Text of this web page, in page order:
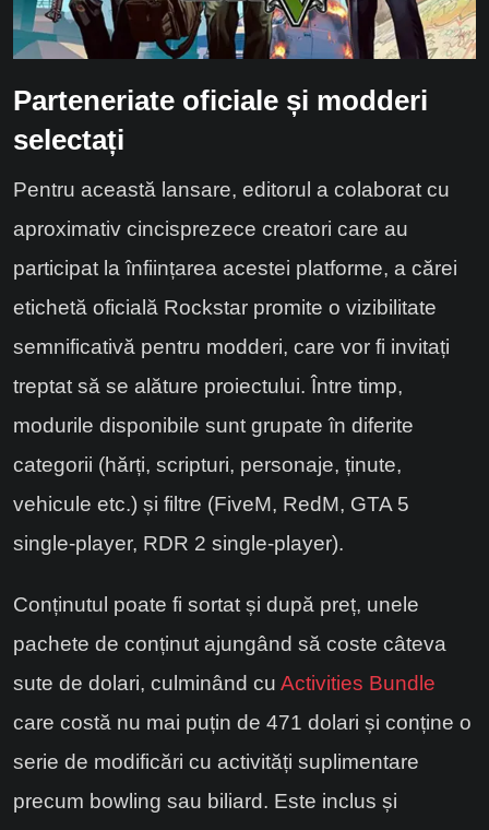
Parteneriate oficiale și modderi
selectați
Pentru această lansare, editorul a colaborat cu
aproximativ cincisprezece creatori care au
participat la înființarea acestei platforme, a cărei
etichetă oficială Rockstar promite o vizibilitate
semnificativă pentru modderi, care vor fi invitați
treptat să se alăture proiectului. Între timp,
modurile disponibile sunt grupate în diferite
categorii (hărți, scripturi, personaje, ținute,
vehicule etc.) și filtre (FiveM, RedM, GTA 5
single-player, RDR 2 single-player).
Conținutul poate fi sortat și după preț, unele
pachete de conținut ajungând să coste câteva
sute de dolari, culminând cu Activities Bundle
care costă nu mai puțin de 471 dolari și conține o
serie de modificări cu activități suplimentare
precum bowling sau biliard. Este inclus și